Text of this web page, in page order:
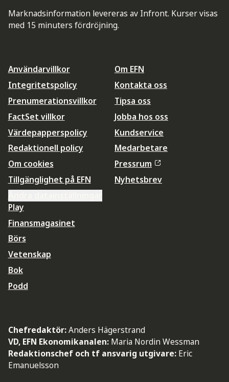
Marknadsinformation levereras av Infront. Kurser visas
med 15 minuters fördröjning.
Användarvillkor
Integritetspolicy
Prenumerationsvillkor
FactSet villkor
Värdepapperspolicy
Redaktionell policy
Om cookies
Tillgänglighet på EFN
Om EFN
Kontakta oss
Tipsa oss
Jobba hos oss
Kundservice
Medarbetare
Pressrum
Nyhetsbrev
Play
Finansmagasinet
Börs
Vetenskap
Bok
Podd
Chefredaktör:Anders Hägerstrand
VD, EFN Ekonomikanalen: Maria Nordin Wessman
Redaktionschef och tf ansvarig utgivare: Eric
Emanuelsson